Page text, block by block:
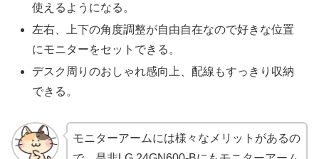
使えるようになる。
左右、上下の角度調整が自由自在なので好きな位置
にモニターをセットできる。
デスク周りのおしゃれ感向上、配線もすっきり収納
できる。
モニターアームには様々なメリットがあるの